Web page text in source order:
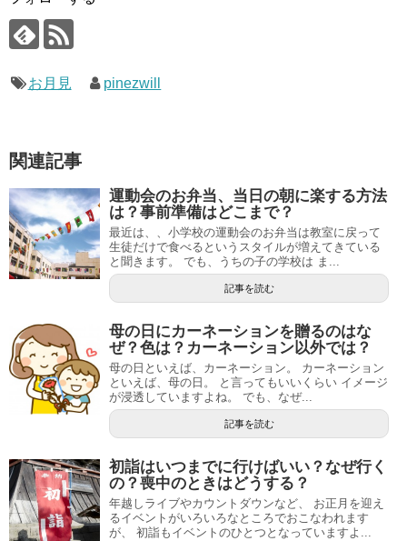
お月見 pinezwill
関連記事
運動会のお弁当、当日の朝に楽する方法
は？事前準備はどこまで？
最近は、、小学校の運動会のお弁当は教室に戻って
生徒だけで食べるというスタイルが増えてきている
と聞きます。 でも、うちの子の学校は ま...
記事を読む
母の日にカーネーションを贈るのはな
ぜ？色は？カーネーション以外では？
母の日といえば、カーネーション。 カーネーション
といえば、母の日。 と言ってもいいくらい イメージ
が浸透していますよね。 でも、なぜ...
記事を読む
初詣はいつまでに行けばいい？なぜ行く
の？喪中のときはどうする？
年越しライブやカウントダウンなど、 お正月を迎え
るイベントがいろいろなところでおこなわれます
が、 初詣もイベントのひとつとなっていますよ...